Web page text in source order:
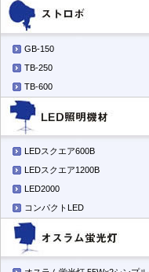
GB-150
TB-250
TB-600
LEDスクエア600B
LEDスクエア1200B
LED2000
コンパクトLED